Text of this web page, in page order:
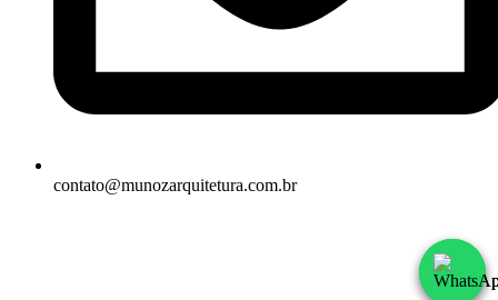
contato@munozarquitetura.com.br